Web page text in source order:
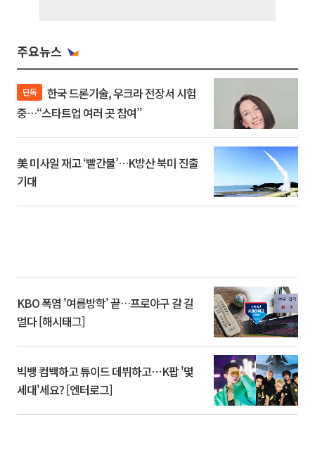
주요뉴스
단독
중…“스타트업 여러 곳 참여”
美 미사일 재고 ‘빨간불’…K방산 북미 진출
기대
KBO 폭염 '여름방학' 끝…프로야구 갈 길
멀다 [해시태그]
빅뱅 컴백하고 튜이드 데뷔하고⋯K팝 '몇
세대'세요? [엔터로그]